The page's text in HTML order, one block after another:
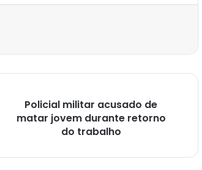
Policial militar acusado de
matar jovem durante retorno
do trabalho